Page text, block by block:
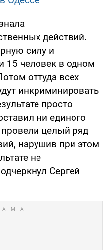
действий.
силу и
15 человек в одном
оттуда всех
инкриминировать
просто
ни единого
провели целый ряд
нарушив при этом
не
Сергей